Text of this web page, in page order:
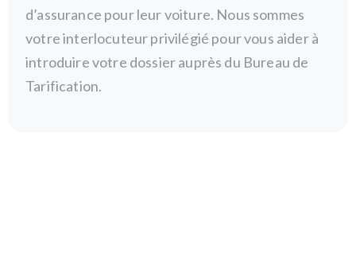
d’assurance pour leur voiture. Nous sommes
votre interlocuteur privilégié pour vous aider à
introduire votre dossier auprès du Bureau de
Tarification.